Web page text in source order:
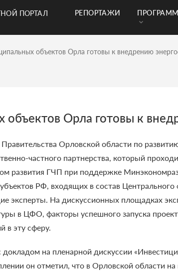
ПОРТАЛ
РЕПОРТАЖИ
объектов Орла готовы к внедрению
Орла готовы к
Орловской области по
частного партнерства, который
развития ГЧП при поддержке
РФ, входящих в состав
эксперты. На дискуссионных площадках
в ЦФО, факторы успешного запуска
в эту сферу.
докладом на пленарной дискуссии
он отметил, что в Орловской области